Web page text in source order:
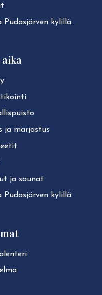
Pudasjärven kylillä
ja marjastus
ja saunat
Pudasjärven kylillä